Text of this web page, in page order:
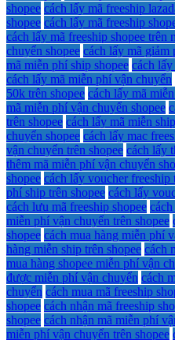
shopee cách lấy mã freeship
shopee cách lấy mã freeship
cách lấy mã freeship shopee trên
chuyển shopee cách lấy mã giảm
mã miễn phí ship shopee cách
cách lấy mã miễn phí vận chuyển
50k trên shopee cách lấy mã
mã miễn phí vận chuyển shopee
trên shopee cách lấy mã miễn
chuyển shopee cách lấy mac
vận chuyển trên shopee cách lấy
thêm mã miễn phí vận chuyển
shopee cách lấy voucher freeship
phí ship trên shopee cách lấy
cách lưu mã freeship shopee
miễn phí vận chuyển trên shopee
shopee cách mua hàng miễn phí
hàng miễn ship trên shopee cách
mua hàng shopee miễn phí vận
được miễn phí vận chuyển cách
chuyển cách mua mã freeship
shopee cách nhận mã freeship
shopee cách nhận mã miễn phí
miễn phí vận chuyển trên shopee